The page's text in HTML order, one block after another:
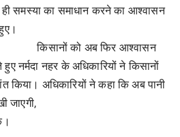
समस्या का समाधान करने का आश्वासन
किसानों को अब फिर आश्वासन
नर्मदा नहर के अधिकारियों ने किसानों
अधिकारियों ने कहा कि अब पानी
जाएगी,